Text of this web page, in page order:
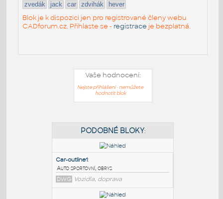
zvedák jack car zdvihák hever
Blok je k dispozici jen pro registrované členy webu
CADforum.cz. Přihlaste se - registrace je bezplatná.
Vaše hodnocení:
Nejste přihlášeni - nemůžete
hodnotit blok